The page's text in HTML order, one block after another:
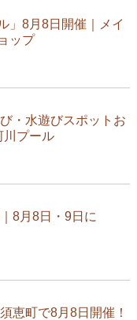
」8月8日開催｜メイ
ップ
・水遊びスポットお
川プール
8月8日・9日に
恵町で8月8日開催！